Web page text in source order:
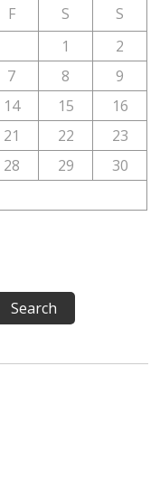
F S
S
1
2
7 8
9
14 15
16
21 22
23
28 29
30
Search